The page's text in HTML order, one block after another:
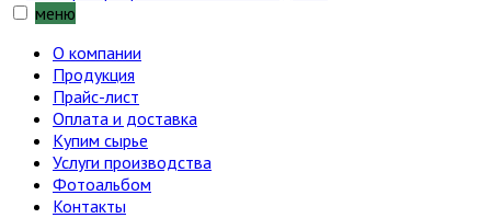
меню
О компании
Продукция
Прайс-лист
Оплата и доставка
Купим сырье
Услуги производства
Фотоальбом
Контакты